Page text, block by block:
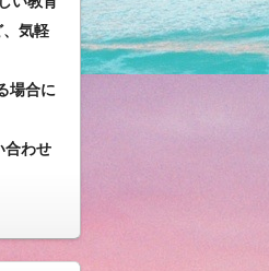
気軽
場合に
合わせ